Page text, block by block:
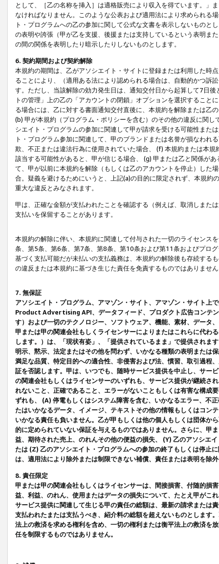
として、［乙の名称を挿入］は適格販売により収入を得ています。」
なければなりません。このような公表および適用法により求められる
ト・プログラムへの乙の参加に関して公式な文書を表示しないもの
の表明や誇張（甲が乙を支援、後援または支持しているという表明ま
の間の関係を表明したり暗示したりしないものとします。
6. 契約期間および契約解除
本規約の期間は、乙がアソシエイト・サイトに登録または利用した時
ることにより、（適用ある法により認められる場合は、自動的かつ訴
す。ただし、当該解除の効力発生日は、通知交付日から起算して7日
トの管理」上の乙の「アカウントの閉鎖」オプションを選択するこ
る場合には、乙に対する書面通知交付直後に、本規約を解除または乙
(b) 甲が本規約（プログラム・ポリシーを含む）のその他の違反に関
シエイト・プログラムの参加に関連して甲が請求を受ける可能性また
ト・プログラム参加に関連して、甲のブランドまたは名誉が損なわれ
欺、不正または違法行為に使用されていた場合、 (f) 本規約または本
該当する可能性があると、甲が信じる場合、 (g) 甲または乙と関係が
て、甲が以前に本規約を解除（もしくは乙のアカウントを停止）した
合。疑義を避けるためにいうと、上記(a)の目的に限定されず、本規
重大な違反とみなされます。
甲は、正確な金額が支払われたことを確認する（例えば、取消しまた
支払いを保留することがあります。
本規約の解除に伴い、本規約に関連して付与された一切のライセンス
条、第5条、第6条、第7条、第8条、第10条および第11条およびプロ
基づく支払可能だが未払いの支払義務は、本規約の解除後も存続する
の違反または本規約に基づき生じた責任を免責するものではありませ
7. 無保証
アソシエイト・プログラム、アマゾン・サイト、アマゾン・サイト上
Product Advertising API、データフィード、プロダクト広告コンテ
す）および一切のテクノロジー、ソフトウェア、機能、素材、データ
甲または甲の関連会社もしくライセンサーによりまたはこれらに代わ
します。）は、「現状有姿」、「提供されているまま」で提供されま
明示、黙示、法定またはその他を問わず、いかなる種類の表明または
満足な品質、特定目的への適合性、非侵害および法、慣習、取引過程
証を否認します。甲は、いつでも、随時サービス提供を中止し、サー
の関連会社もしくはライセンサーのいずれも、サービス提供が継続さ
れないこと、正確であること、エラーがないこともしくは有害な構成
ずれも、 (A) 停電もしくはシステム障害を含む、いかなるエラー、不
たはいかなるデータ、イメージ、テキストその他の情報もしくはコン
いかなる責任も負いません。乙が甲もしくは他の個人もしくは団体か
的に定められていない保証を与えるものではありません。さらに、甲
益、期待された売上、のれんその他の便益の損失、 (Y) 乙のアソシエ
たは (Z) 乙のアソシエイト・プログラムへの参加の終了もしくは停止
は、適用法により除外または制限できない補償、責任または表明を除
8. 責任限定
甲または甲の関連会社もしくはライセンサーは、間接損害、付随的損
益、利益、のれん、使用またはデータの損失について、たとえ甲がこ
サービス提供に関連して生じる甲の責任の総額は、最新の請求または
支払われたまたは支払うべき、紹介料の総額を超えないものとします
法上の救済を求める権利を含め、一切の権利または衡平法上の救済を
任を制限するものではありません。